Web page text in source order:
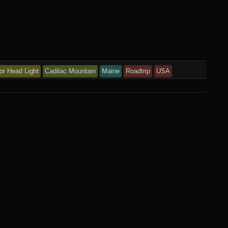
Head Light Cadilac Mountain Maine Roadtrip USA